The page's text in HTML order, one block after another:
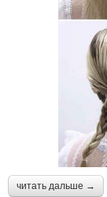
читать дальше →